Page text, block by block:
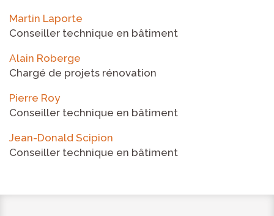
Martin Laporte
Conseiller technique en bâtiment
Alain Roberge
Chargé de projets rénovation
Pierre Roy
Conseiller technique en bâtiment
Jean-Donald Scipion
Conseiller technique en bâtiment